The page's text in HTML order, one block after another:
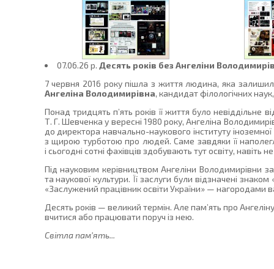
07.06.26 p. Десять років без Ангеліни
7 червня 2016 року пішла з життя людина, яка
Ангеліна Володимирівна, кандидат філологічних
Понад тридцять п’ять років її життя було невіддільне
Т. Г. Шевченка у вересні 1980 року, Ангеліна
до директора навчально-наукового інституту
з щирою турботою про людей. Саме завдяки її
і сьогодні сотні фахівців здобувають тут освіту,
Під науковим керівництвом Ангеліни Володимирівни
та наукової культури. Її заслуги були відзначені
«Заслужений працівник освіти України» — нагородами
Десять років — великий термін. Але пам’ять про
вчитися або працювати поруч із нею.
Світла пам’ять...